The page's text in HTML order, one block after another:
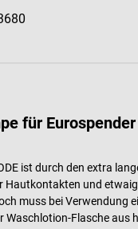
für
ist durch den extra
Hautkontakten und
muss bei Verwendung
Waschlotion-Flasche aus